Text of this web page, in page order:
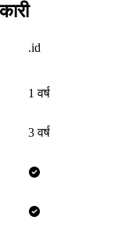
.id
1 वर्ष
3 वर्ष